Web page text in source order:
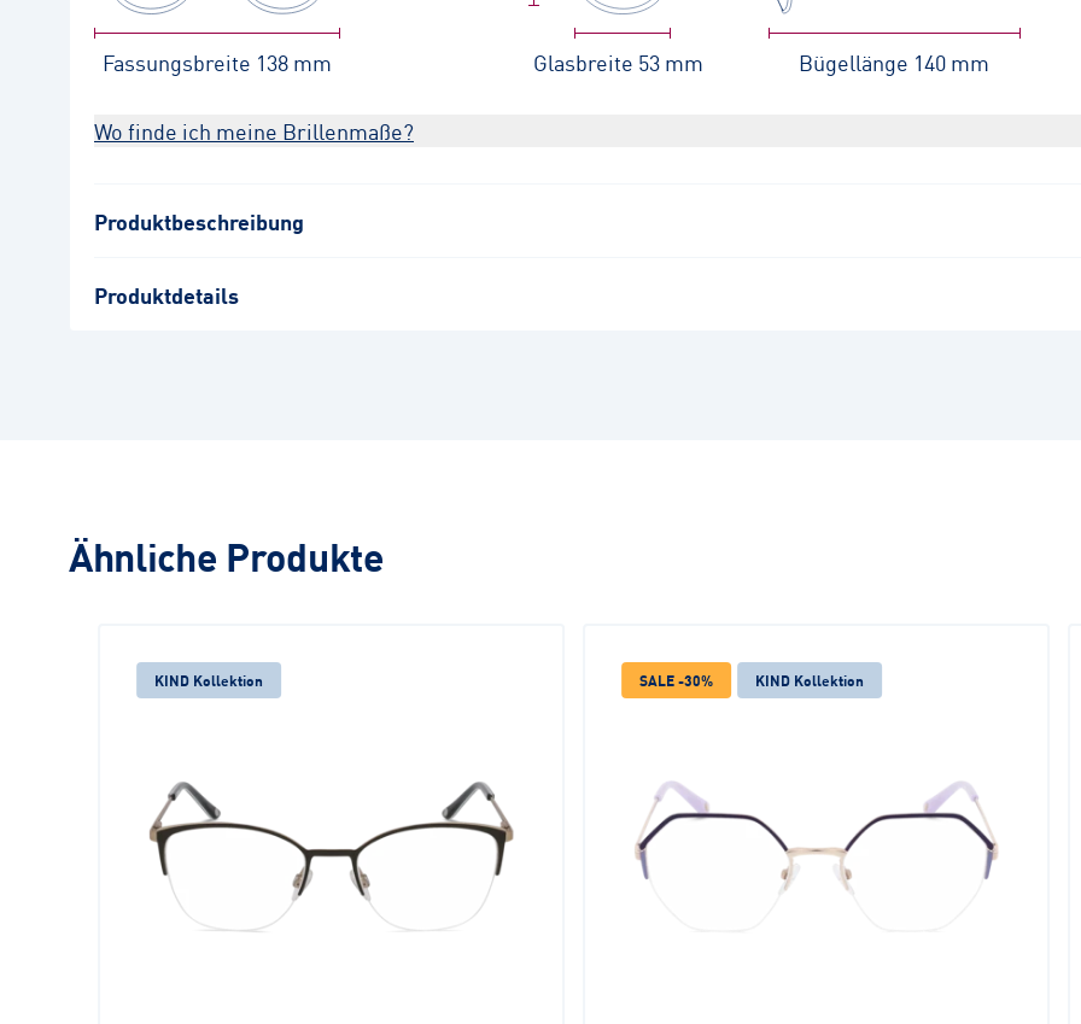
Fassungsbreite 138 mm Glasbreite 53 mm Bügellänge 140 mm
Wo finde ich meine Brillenmaße?
Produktbeschreibung
Produktdetails
Ähnliche Produkte
KIND Kollektion SALE -30% KIND Kollektion